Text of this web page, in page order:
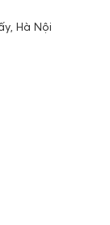
Hà Nội